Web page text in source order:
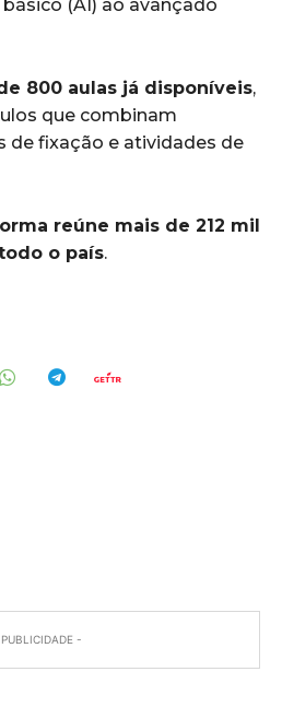
(A1) ao avançado
800 aulas já disponíveis,
que combinam
de fixação e atividades de
reúne mais de 212 mil
o país.
-